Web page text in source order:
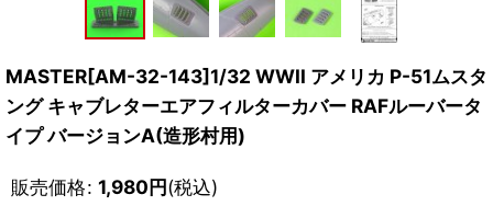
MASTER[AM-32-143]1/32 WWII アメリカ P-51ムスタ
ング キャブレターエアフィルターカバー RAFルーバータ
イプ バージョンA(造形村用)
販売価格: 1,980円(税込)